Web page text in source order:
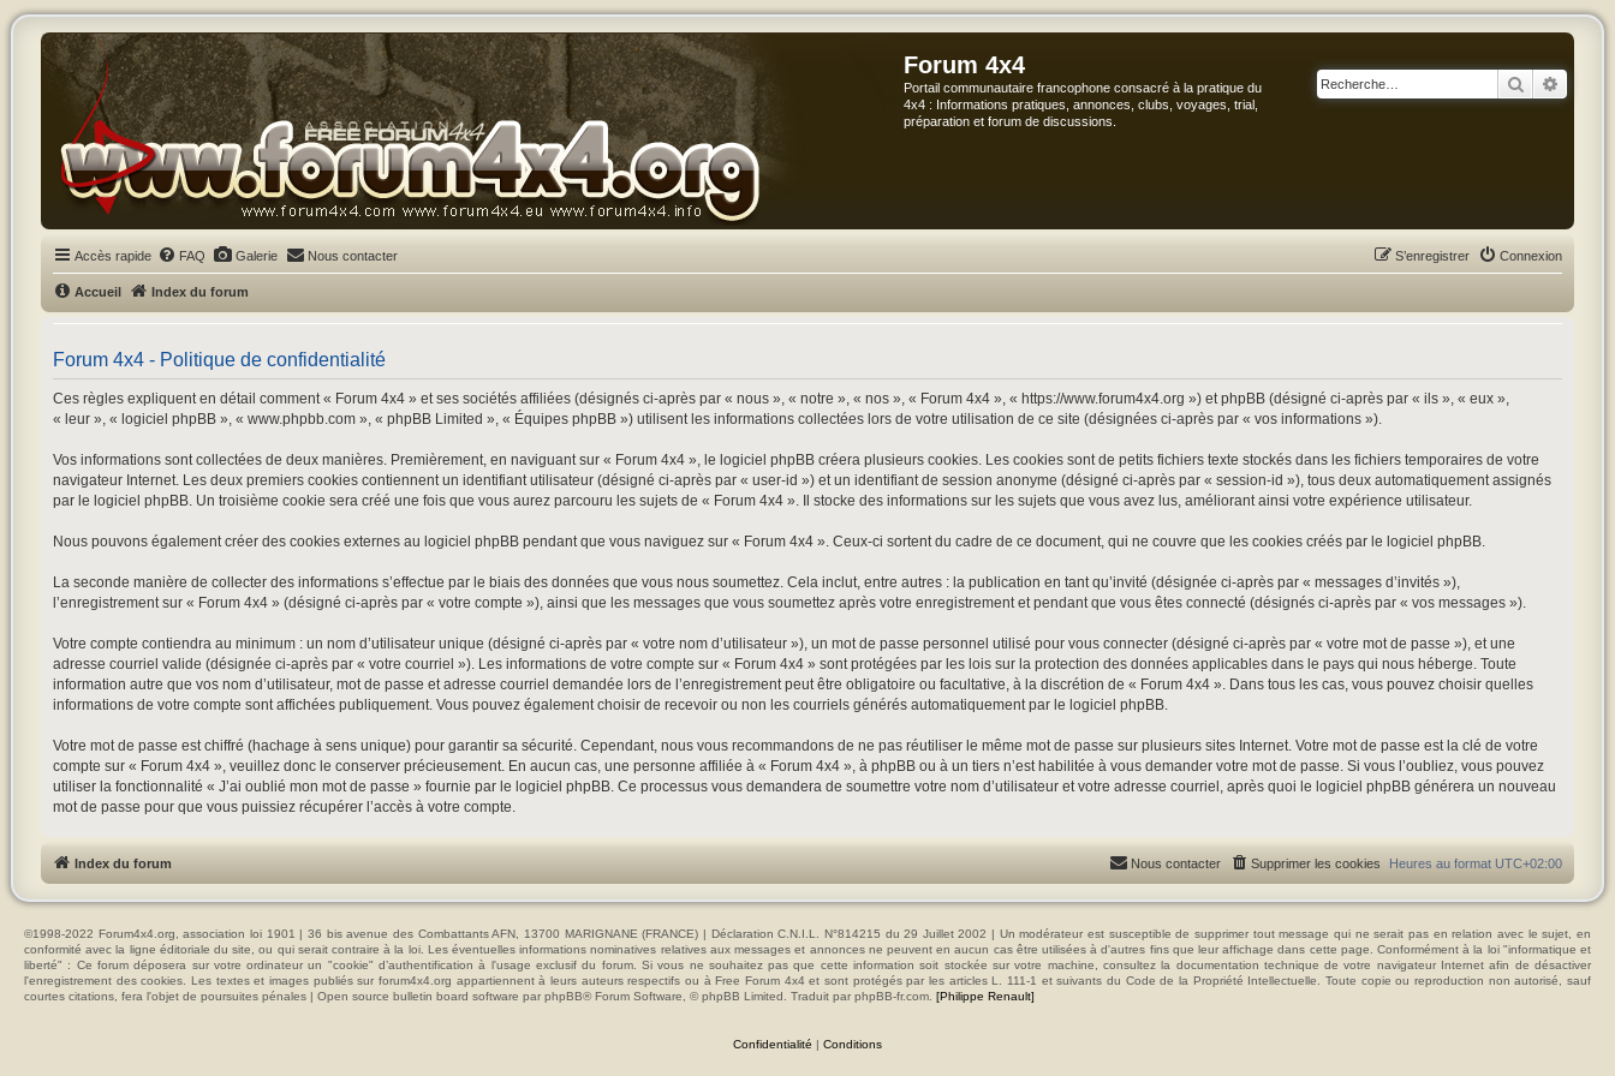
Forum 4x4
Portail communautaire francophone consacré à la pratique du
4x4 : Informations pratiques, annonces, clubs, voyages, trial,
préparation et forum de discussions.
Rechercher
Accès rapide FAQ Galerie Nous contacter Connexion
S’enregistrer
Accueil Index du forum
Forum 4x4 - Politique de confidentialité
Ces règles expliquent en détail comment « Forum 4x4 » et ses sociétés affiliées (désignés ci-après par « nous », « notre », « nos », « Forum 4x4 », « https://www.forum4x4.org ») et phpBB (désigné ci-après par « ils », « eux »,
« leur », « logiciel phpBB », « www.phpbb.com », « phpBB Limited », « Équipes phpBB ») utilisent les informations collectées lors de votre utilisation de ce site (désignées ci-après par « vos informations »).
Vos informations sont collectées de deux manières. Premièrement, en naviguant sur « Forum 4x4 », le logiciel phpBB créera plusieurs cookies. Les cookies sont de petits fichiers texte stockés dans les fichiers temporaires de votre
navigateur Internet. Les deux premiers cookies contiennent un identifiant utilisateur (désigné ci-après par « user-id ») et un identifiant de session anonyme (désigné ci-après par « session-id »), tous deux automatiquement assignés
par le logiciel phpBB. Un troisième cookie sera créé une fois que vous aurez parcouru les sujets de « Forum 4x4 ». Il stocke des informations sur les sujets que vous avez lus, améliorant ainsi votre expérience utilisateur.
Nous pouvons également créer des cookies externes au logiciel phpBB pendant que vous naviguez sur « Forum 4x4 ». Ceux-ci sortent du cadre de ce document, qui ne couvre que les cookies créés par le logiciel phpBB.
La seconde manière de collecter des informations s’effectue par le biais des données que vous nous soumettez. Cela inclut, entre autres : la publication en tant qu’invité (désignée ci-après par « messages d’invités »),
l’enregistrement sur « Forum 4x4 » (désigné ci-après par « votre compte »), ainsi que les messages que vous soumettez après votre enregistrement et pendant que vous êtes connecté (désignés ci-après par « vos messages »).
Votre compte contiendra au minimum : un nom d’utilisateur unique (désigné ci-après par « votre nom d’utilisateur »), un mot de passe personnel utilisé pour vous connecter (désigné ci-après par « votre mot de passe »), et une
adresse courriel valide (désignée ci-après par « votre courriel »). Les informations de votre compte sur « Forum 4x4 » sont protégées par les lois sur la protection des données applicables dans le pays qui nous héberge. Toute
information autre que vos nom d’utilisateur, mot de passe et adresse courriel demandée lors de l’enregistrement peut être obligatoire ou facultative, à la discrétion de « Forum 4x4 ». Dans tous les cas, vous pouvez choisir quelles
informations de votre compte sont affichées publiquement. Vous pouvez également choisir de recevoir ou non les courriels générés automatiquement par le logiciel phpBB.
Votre mot de passe est chiffré (hachage à sens unique) pour garantir sa sécurité. Cependant, nous vous recommandons de ne pas réutiliser le même mot de passe sur plusieurs sites Internet. Votre mot de passe est la clé de votre
compte sur « Forum 4x4 », veuillez donc le conserver précieusement. En aucun cas, une personne affiliée à « Forum 4x4 », à phpBB ou à un tiers n’est habilitée à vous demander votre mot de passe. Si vous l’oubliez, vous pouvez
utiliser la fonctionnalité « J’ai oublié mon mot de passe » fournie par le logiciel phpBB. Ce processus vous demandera de soumettre votre nom d’utilisateur et votre adresse courriel, après quoi le logiciel phpBB générera un nouveau
mot de passe pour que vous puissiez récupérer l’accès à votre compte.
Index du forum Heures au formatUTC+02:00
Supprimer les cookies
Nous contacter
©1998-2022 Forum4x4.org, association loi 1901 | 36 bis avenue des Combattants AFN, 13700 MARIGNANE (FRANCE) | Déclaration C.N.I.L. N°814215 du 29 Juillet 2002 | Un modérateur est susceptible de supprimer tout message qui ne serait pas en relation avec le sujet, en
conformité avec la ligne éditoriale du site, ou qui serait contraire à la loi. Les éventuelles informations nominatives relatives aux messages et annonces ne peuvent en aucun cas être utilisées à d'autres fins que leur affichage dans cette page. Conformément à la loi "informatique et
liberté" : Ce forum déposera sur votre ordinateur un "cookie" d’authentification à l'usage exclusif du forum. Si vous ne souhaitez pas que cette information soit stockée sur votre machine, consultez la documentation technique de votre navigateur Internet afin de désactiver
l'enregistrement des cookies. Les textes et images publiés sur forum4x4.org appartiennent à leurs auteurs respectifs ou à Free Forum 4x4 et sont protégés par les articles L. 111-1 et suivants du Code de la Propriété Intellectuelle. Toute copie ou reproduction non autorisé, sauf
courtes citations, fera l'objet de poursuites pénales | Open source bulletin board software par phpBB® Forum Software, © phpBB Limited. Traduit par phpBB-fr.com. [Philippe Renault]
Confidentialité | Conditions